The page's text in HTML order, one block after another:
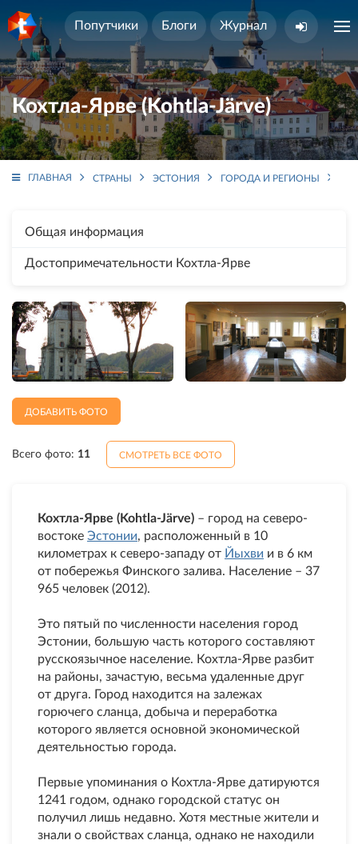
Попутчики Блоги Журнал
Кохтла-Ярве (Kohtla-Järve)
ГЛАВНАЯ СТРАНЫ ЭСТОНИЯ ГОРОДА И РЕГИОНЫ
Общая информация
Достопримечательности Кохтла-Ярве
ДОБАВИТЬ ФОТО
Всего фото: 11 СМОТРЕТЬ ВСЕ ФОТО
Кохтла-Ярве (Kohtla-Järve) – город на северо-
востоке Эстонии, расположенный в 10
километрах к северо-западу от Йыхви и в 6 км
от побережья Финского залива. Население – 37
965 человек (2012).
Это пятый по численности населения город
Эстонии, большую часть которого составляют
русскоязычное население. Кохтла-Ярве разбит
на районы, зачастую, весьма удаленные друг
от друга. Город находится на залежах
горючего сланца, добыча и переработка
которого является основной экономической
деятельностью города.
Первые упоминания о Кохтла-Ярве датируются
1241 годом, однако городской статус он
получил лишь недавно. Хотя местные жители и
знали о свойствах сланца, однако не находили